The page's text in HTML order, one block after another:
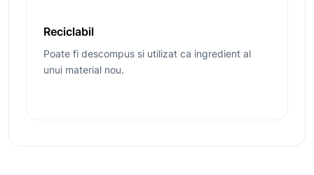
Reciclabil
Poate fi descompus si utilizat ca ingredient al
unui material nou.